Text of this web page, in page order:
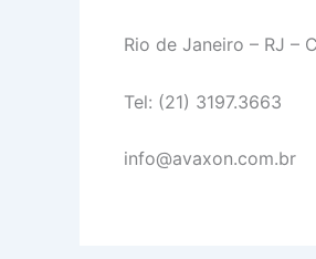
Rio de Janeiro – RJ –
Tel: (21) 3197.3663
info@avaxon.com.br